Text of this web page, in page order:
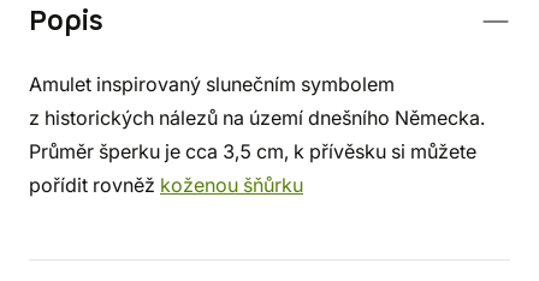
Popis
Amulet inspirovaný slunečním symbolem
z historických nálezů na území dnešního Německa.
Průměr šperku je cca 3,5 cm, k přívěsku si můžete
pořídit rovněž koženou šňůrku